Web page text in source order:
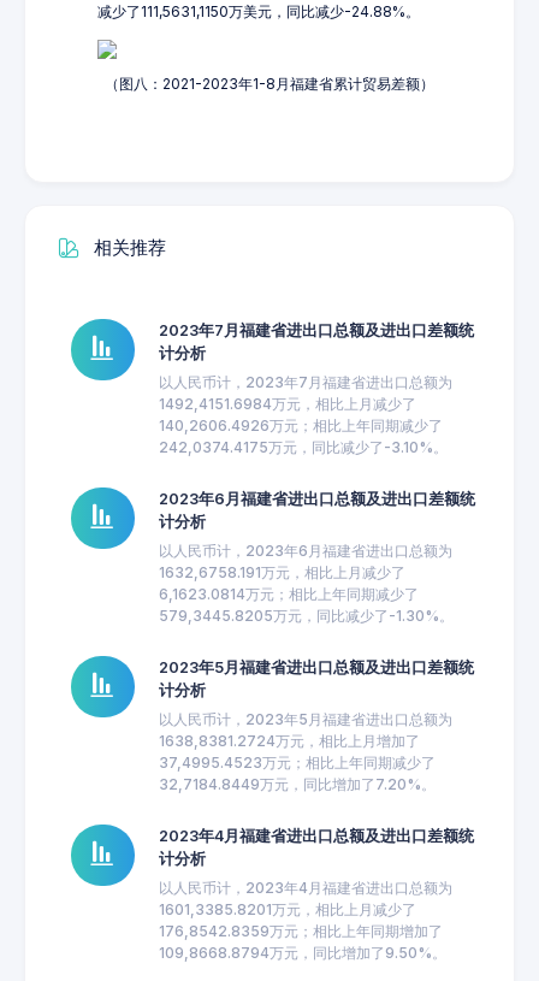
减少了111,5631,1150万美元，同比减少-24.88%。
（图八：2021-2023年1-8月福建省累计贸易差额）
相关推荐
2023年7月福建省进出口总额及进出口差额统
计分析
以人民币计，2023年7月福建省进出口总额为
1492,4151.6984万元，相比上月减少了
140,2606.4926万元；相比上年同期减少了
242,0374.4175万元，同比减少了-3.10%。
2023年6月福建省进出口总额及进出口差额统
计分析
以人民币计，2023年6月福建省进出口总额为
1632,6758.191万元，相比上月减少了
6,1623.0814万元；相比上年同期减少了
579,3445.8205万元，同比减少了-1.30%。
2023年5月福建省进出口总额及进出口差额统
计分析
以人民币计，2023年5月福建省进出口总额为
1638,8381.2724万元，相比上月增加了
37,4995.4523万元；相比上年同期减少了
32,7184.8449万元，同比增加了7.20%。
2023年4月福建省进出口总额及进出口差额统
计分析
以人民币计，2023年4月福建省进出口总额为
1601,3385.8201万元，相比上月减少了
176,8542.8359万元；相比上年同期增加了
109,8668.8794万元，同比增加了9.50%。